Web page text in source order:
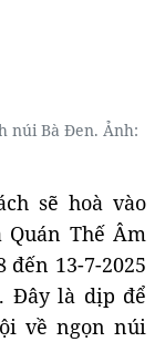
núi Bà Đen. Ảnh:
sẽ hoà vào
Thế Âm
13-7-2025
Đây là dịp để
về ngọn núi